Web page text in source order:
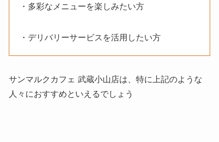
・多彩なメニューを楽しみたい方
・デリバリーサービスを活用したい方
サンマルクカフェ 武蔵小山店は、特に上記のような
人々におすすめといえるでしょう